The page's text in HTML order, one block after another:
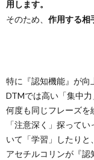
用します。
そのため、 作用する相
特に『認知機能』が向
DTMでは高い「集中力
何度も同じフレーズを
「注意深く」探って
いて「学習」したりと
アセチルコリンが『